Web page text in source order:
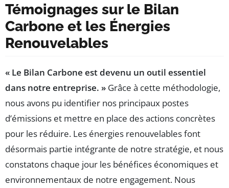
Témoignages sur le Bilan
Carbone et les Énergies
Renouvelables
« Le Bilan Carbone est devenu un outil essentiel
dans notre entreprise. » Grâce à cette méthodologie,
nous avons pu identifier nos principaux postes
d’émissions et mettre en place des actions concrètes
pour les réduire. Les énergies renouvelables font
désormais partie intégrante de notre stratégie, et nous
constatons chaque jour les bénéfices économiques et
environnementaux de notre engagement. Nous